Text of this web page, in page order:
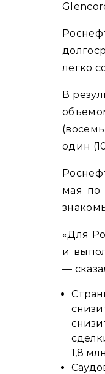
легко
В
один
мая по
«Для
и
—
1,8